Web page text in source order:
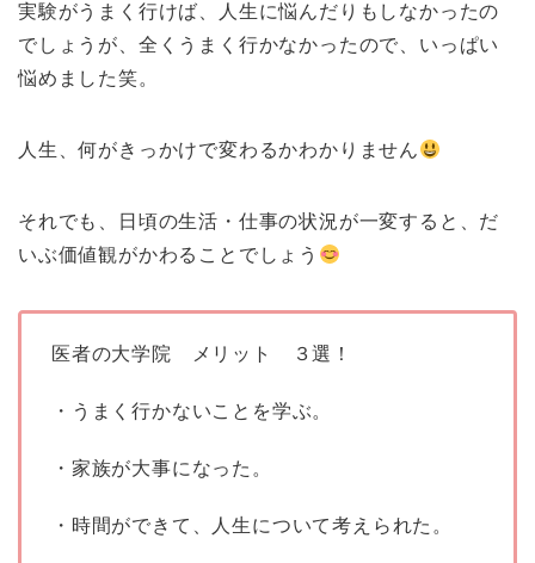
実験がうまく行けば、人生に悩んだりもしなかったの
でしょうが、全くうまく行かなかったので、いっぱい
悩めました笑。
人生、何がきっかけで変わるかわかりません
それでも、日頃の生活・仕事の状況が一変すると、だ
いぶ価値観がかわることでしょう
医者の大学院 メリット ３選！
・うまく行かないことを学ぶ。
・家族が大事になった。
・時間ができて、人生について考えられた。